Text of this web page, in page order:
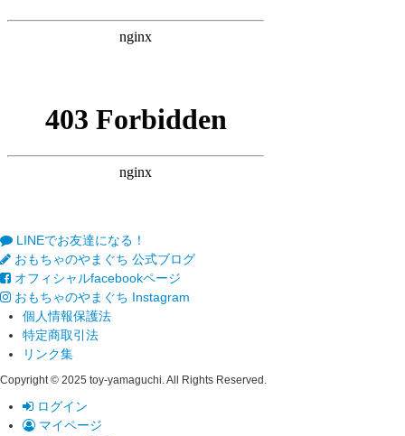
LINEでお友達になる！
おもちゃのやまぐち 公式ブログ
オフィシャルfacebookページ
おもちゃのやまぐち Instagram
個人情報保護法
特定商取引法
リンク集
Copyright © 2025 toy-yamaguchi. All Rights Reserved.
ログイン
マイページ